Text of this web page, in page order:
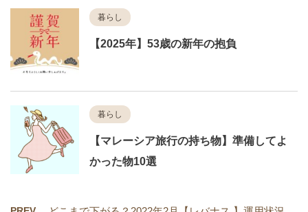
暮らし
【2025年】53歳の新年の抱負
暮らし
【マレーシア旅行の持ち物】準備してよ
かった物10選